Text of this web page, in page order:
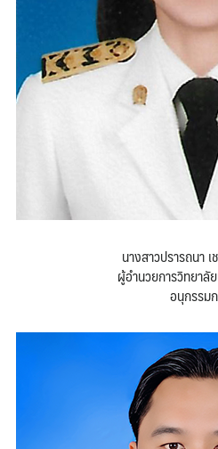
นางสาวปรารถนา
ผู้อำนวยการวิทยาลั
อนุกรรม